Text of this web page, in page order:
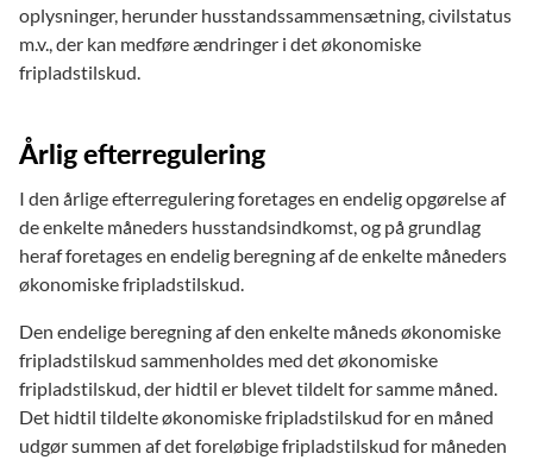
oplysninger, herunder husstandssammensætning, civilstatus
m.v., der kan medføre ændringer i det økonomiske
fripladstilskud.
Årlig efterregulering
I den årlige efterregulering foretages en endelig opgørelse af
de enkelte måneders husstandsindkomst, og på grundlag
heraf foretages en endelig beregning af de enkelte måneders
økonomiske fripladstilskud.
Den endelige beregning af den enkelte måneds økonomiske
fripladstilskud sammenholdes med det økonomiske
fripladstilskud, der hidtil er blevet tildelt for samme måned.
Det hidtil tildelte økonomiske fripladstilskud for en måned
udgør summen af det foreløbige fripladstilskud for måneden